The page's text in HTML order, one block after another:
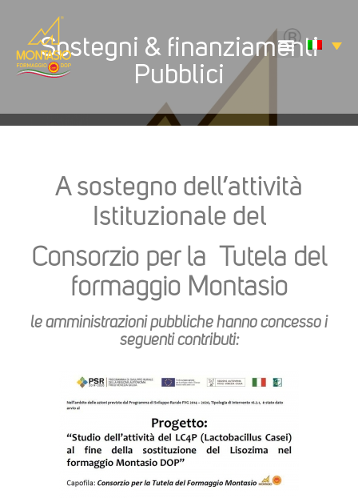
Sostegni & finanziamenti
Pubblici
A sostegno dell’attività
Istituzionale del
Consorzio per la Tutela del
formaggio Montasio
le amministrazioni pubbliche hanno concesso i
seguenti contributi: